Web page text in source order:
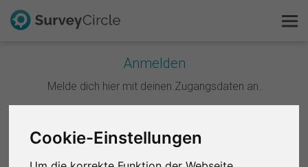
Cookie-Einstellungen
Anmelden
Melde dich hier mit deinen Zugangsdaten an.
Weiter mit Google
Das ist SurveyCircle